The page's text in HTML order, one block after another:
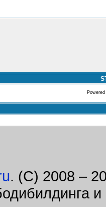
. (C) 2008 –
и